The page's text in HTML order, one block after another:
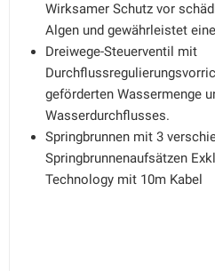
Wirksamer Schutz vor
Algen und gewährleistet
Dreiwege-Steuerventil mit
geförderten Wassermenge
Wasserdurchflusses.
Springbrunnen mit 3
Springbrunnenaufsätzen
Technology mit 10m Kabel